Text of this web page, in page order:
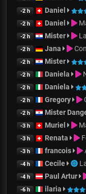
-2 h Daniel
-2 h Daniel
-2 h Mister
-2 h Jana
-2 h Mister
-2 h Daniela
-2 h Daniela
-2 h Gregory
-2 h Mister
-3 h Muriel
-3 h Renata
-3 h francois
-4 h Cecile
-4 h Paul Artur
-6 h ilaria